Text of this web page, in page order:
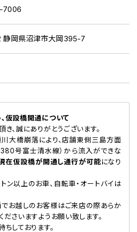
7006
静岡県沼津市大岡395-7
仮設橋開通について
、誠にありがとうございます。
大橋崩落により、店舗東側三島方面
号富士清水線）から流入ができな
在仮設橋が開通し通行が可能になり
ン以上のお車、自転車・オートバイは
お越しのお客様はご来店の際あらか
さいますようお願い致します。
しております。